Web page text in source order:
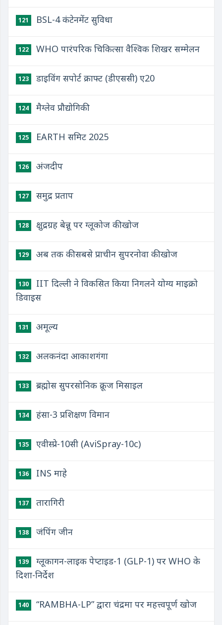
121 BSL-4 कंटेनमेंट सुविधा
122 WHO पारंपरिक चिकित्सा वैश्विक शिखर सम्मेलन
123 डाइविंग सपोर्ट क्राफ्ट (डीएससी) ए20
124 मैग्लेव प्रौद्योगिकी
125 EARTH समिट 2025
126 अंजदीप
127 समुद्र प्रताप
128 क्षुद्रग्रह बेन्नू पर ग्लूकोज की खोज
129 अब तक की सबसे प्राचीन सुपरनोवा की खोज
130
IIT दिल्ली ने विकसित किया निगलने योग्य माइक्रो
डिवाइस
131 अमूल्य
132 अलकनंदा आकाशगंगा
133 ब्रह्मोस सुपरसोनिक क्रूज मिसाइल
134 हंसा-3 प्रशिक्षण विमान
135 एवीस्प्रे-10सी (AviSpray-10c)
136 INS माहे
137 तारागिरी
138 जंपिंग जीन
139
ग्लूकागन-लाइक पेप्टाइड-1 (GLP-1) पर WHO के
दिशा-निर्देश
140 “RAMBHA-LP” द्वारा चंद्रमा पर महत्त्वपूर्ण खोज